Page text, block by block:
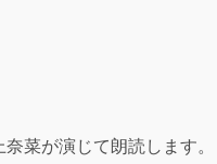
菜が演じて朗読します。